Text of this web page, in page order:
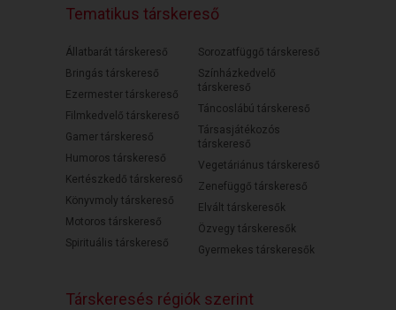
Tematikus társkereső
Állatbarát társkereső
Bringás társkereső
Ezermester társkereső
Filmkedvelő társkereső
Gamer társkereső
Humoros társkereső
Kertészkedő társkereső
Könyvmoly társkereső
Motoros társkereső
Spirituális társkereső
Sorozatfüggő társkereső
Színházkedvelő
társkereső
Táncoslábú társkereső
Társasjátékozós
társkereső
Vegetáriánus társkereső
Zenefüggő társkereső
Elvált társkeresők
Özvegy társkeresők
Gyermekes társkeresők
Társkeresés régiók szerint